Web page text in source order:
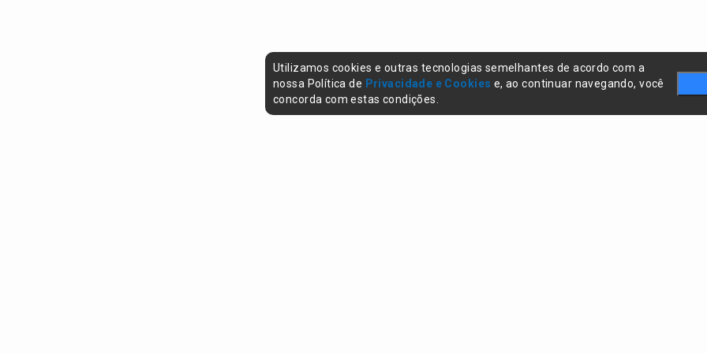
Utilizamos cookies e outras tecnologias semelhantes de acordo com a
nossa Política de Privacidade e Cookies e, ao continuar navegando, você
concorda com estas condições.